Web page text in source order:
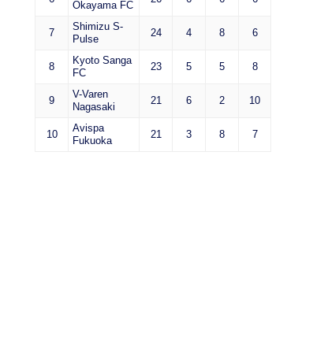
Okayama FC
7
Shimizu S-
Pulse
24 4 8 6
8
Kyoto Sanga
FC
23 5 5 8
9
V-Varen
Nagasaki
21 6 2 10
10
Avispa
Fukuoka
21 3 8 7